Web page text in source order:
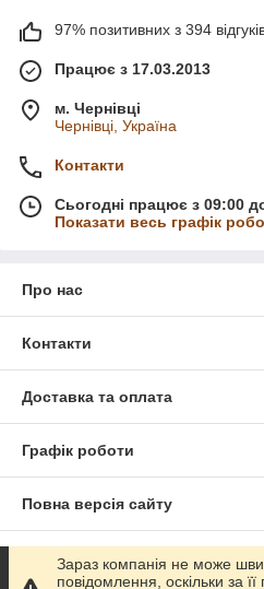
97% позитивних з 394
Працює з 17.03.2013
м. Чернівці
Чернівці, Україна
Контакти
Сьогодні працює з 09:00
Показати весь графік
Про нас
Контакти
Доставка та оплата
Графік роботи
Повна версія сайту
Сайт створено на маркетплейсі
Зараз компанія не може
повідомлення, оскільки за